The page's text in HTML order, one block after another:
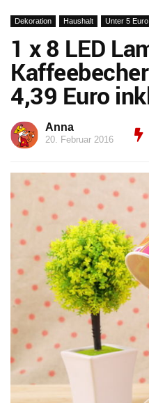
Dekoration Haushalt Unter 5 Euro
1 x 8 LED
4,39 Euro
Anna
20. Februar 2016